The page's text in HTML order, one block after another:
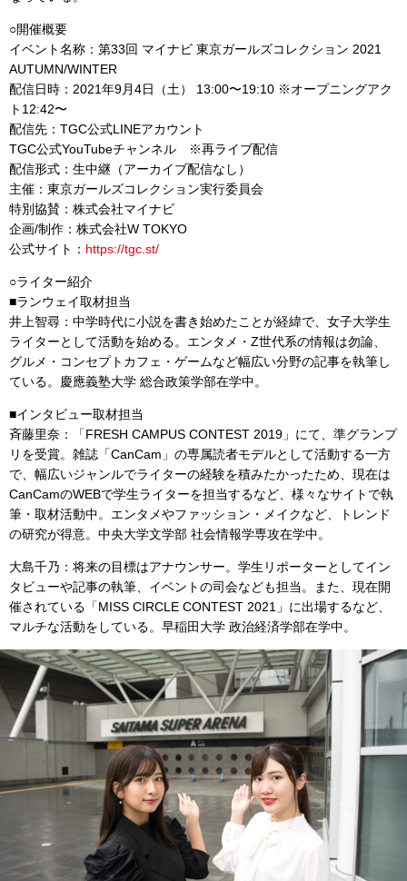
○開催概要
イベント名称：第33回 マイナビ 東京ガールズコレクション 2021
AUTUMN/WINTER
配信日時：2021年9月4日（土） 13:00〜19:10 ※オープニングアク
ト12:42〜
配信先：TGC公式LINEアカウント
TGC公式YouTubeチャンネル ※再ライブ配信
配信形式：生中継（アーカイブ配信なし）
主催：東京ガールズコレクション実行委員会
特別協賛：株式会社マイナビ
企画/制作：株式会社W TOKYO
公式サイト： https://tgc.st/
○ライター紹介
■ランウェイ取材担当
井上智尋：中学時代に小説を書き始めたことが経緯で、女子大学生
ライターとして活動を始める。エンタメ・Z世代系の情報は勿論、
グルメ・コンセプトカフェ・ゲームなど幅広い分野の記事を執筆し
ている。慶應義塾大学 総合政策学部在学中。
■インタビュー取材担当
斉藤里奈：「FRESH CAMPUS CONTEST 2019」にて、準グランプ
リを受賞。雑誌「CanCam」の専属読者モデルとして活動する一方
で、幅広いジャンルでライターの経験を積みたかったため、現在は
CanCamのWEBで学生ライターを担当するなど、様々なサイトで執
筆・取材活動中。エンタメやファッション・メイクなど、トレンド
の研究が得意。中央大学文学部 社会情報学専攻在学中。
大島千乃：将来の目標はアナウンサー。学生リポーターとしてイン
タビューや記事の執筆、イベントの司会なども担当。また、現在開
催されている「MISS CIRCLE CONTEST 2021」に出場するなど、
マルチな活動をしている。早稲田大学 政治経済学部在学中。